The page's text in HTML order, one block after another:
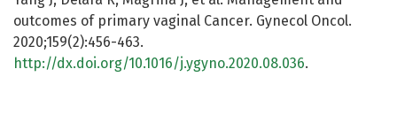
outcomes of primary vaginal Cancer. Gynecol Oncol.
2020;159(2):456-463.
http://dx.doi.org/10.1016/j.ygyno.2020.08.036.